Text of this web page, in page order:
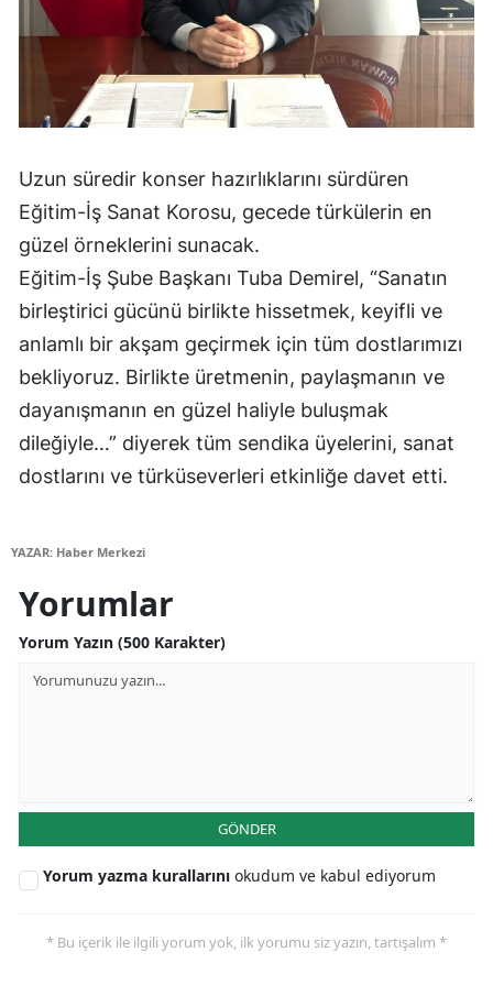
Malatya
Manisa
Mardin
Muş
Nevşehir
Niğde
Ordu
Rize
Tunceli
Uşak
Uzun süredir konser hazırlıklarını sürdüren
Eğitim-İş Sanat Korosu, gecede türkülerin en
güzel örneklerini sunacak.
Eğitim-İş Şube Başkanı Tuba Demirel, “Sanatın
birleştirici gücünü birlikte hissetmek, keyifli ve
anlamlı bir akşam geçirmek için tüm dostlarımızı
bekliyoruz. Birlikte üretmenin, paylaşmanın ve
dayanışmanın en güzel haliyle buluşmak
dileğiyle…” diyerek tüm sendika üyelerini, sanat
dostlarını ve türküseverleri etkinliğe davet etti.
YAZAR: Haber Merkezi
Yorumlar
Yorum Yazın (500 Karakter)
GÖNDER
Yorum yazma kurallarını okudum ve kabul ediyorum
* Bu içerik ile ilgili yorum yok, ilk yorumu siz yazın, tartışalım *